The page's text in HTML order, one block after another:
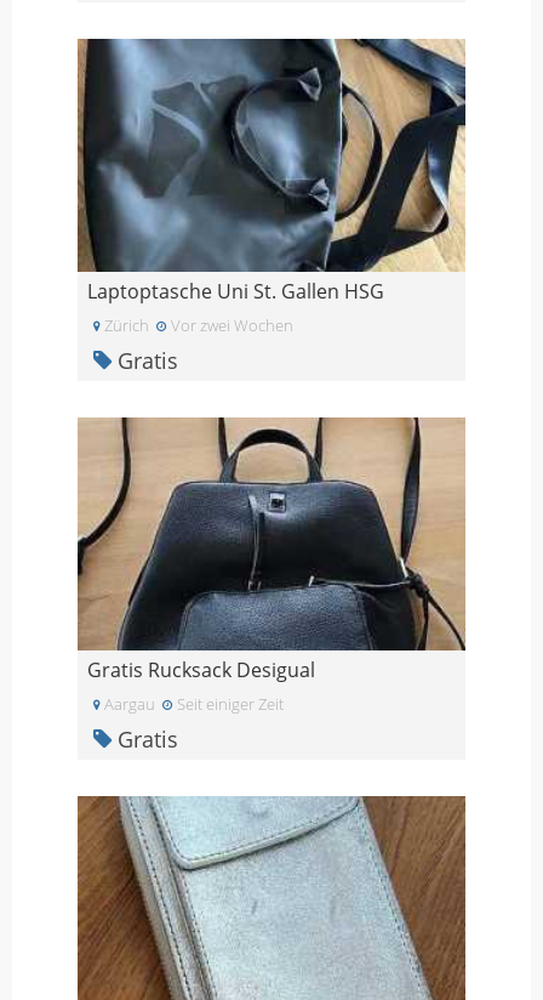
Laptoptasche Uni St. Gallen HSG
Zürich Vor zwei Wochen
Gratis
Gratis Rucksack Desigual
Aargau Seit einiger Zeit
Gratis